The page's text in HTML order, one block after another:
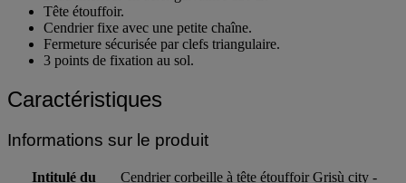
Seau intérieur en acier galvanisé 110 L.
Tête étouffoir.
Cendrier fixe avec une petite chaîne.
Fermeture sécurisée par clefs triangulaire.
Caractéristiques
Informations sur le produit